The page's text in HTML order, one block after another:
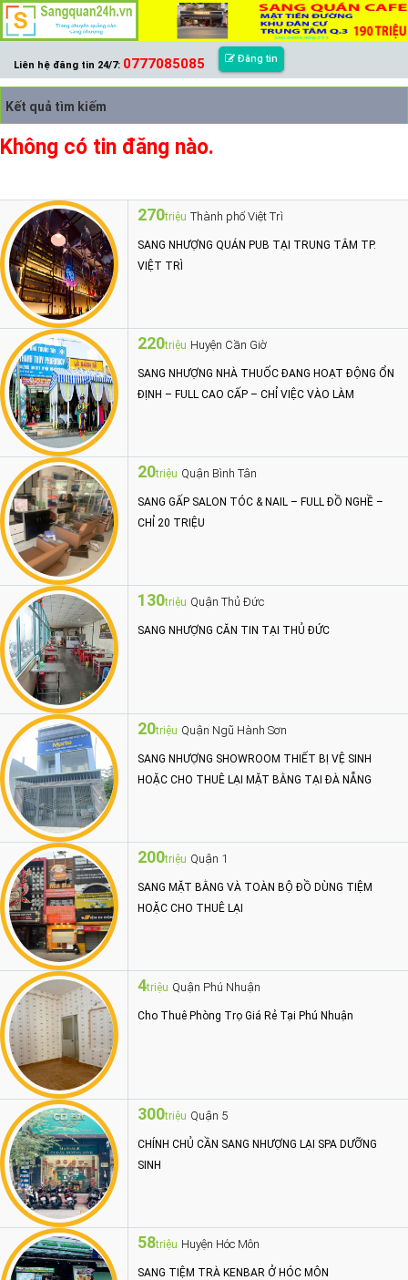
Liên hệ đăng tin 24/7: 0777085085 Đăng tin
Kết quả tìm kiếm
Không có tin đăng nào.
270triệu Thành phố Việt Trì
SANG NHƯỢNG QUÁN PUB TẠI TRUNG TÂM TP.
VIỆT TRÌ
220triệu Huyện Cần Giờ
SANG NHƯỢNG NHÀ THUỐC ĐANG HOẠT ĐỘNG ỔN
ĐỊNH – FULL CAO CẤP – CHỈ VIỆC VÀO LÀM
20triệu Quận Bình Tân
SANG GẤP SALON TÓC & NAIL – FULL ĐỒ NGHỀ –
CHỈ 20 TRIỆU
130triệu Quận Thủ Đức
SANG NHƯỢNG CĂN TIN TẠI THỦ ĐỨC
20triệu Quận Ngũ Hành Sơn
SANG NHƯỢNG SHOWROOM THIẾT BỊ VỆ SINH
HOẶC CHO THUÊ LẠI MẶT BẰNG TẠI ĐÀ NẴNG
200triệu Quận 1
SANG MẶT BẰNG VÀ TOÀN BỘ ĐỒ DÙNG TIỆM
HOẶC CHO THUÊ LẠI
4triệu Quận Phú Nhuận
Cho Thuê Phòng Trọ Giá Rẻ Tại Phú Nhuận
300triệu Quận 5
CHÍNH CHỦ CẦN SANG NHƯỢNG LẠI SPA DƯỠNG
SINH
58triệu Huyện Hóc Môn
SANG TIỆM TRÀ KENBAR Ở HÓC MÔN